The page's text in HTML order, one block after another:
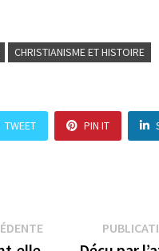
CHRISTIANISME ET HISTOIRE
TWEET PIN IT
Publication